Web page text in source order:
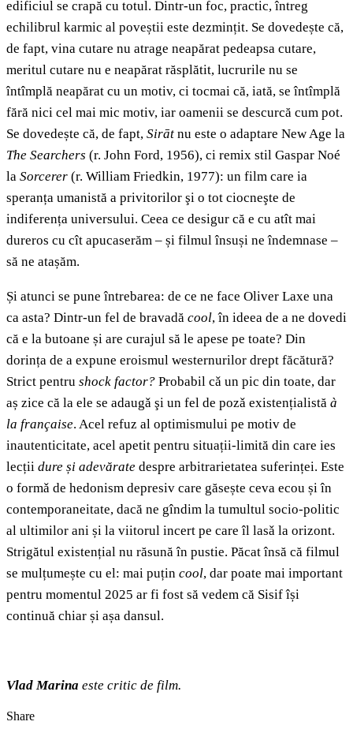
edificiul se crapă cu totul. Dintr-un foc, practic, întreg
echilibrul karmic al poveștii este dezmințit. Se dovedește că,
de fapt, vina cutare nu atrage neapărat pedeapsa cutare,
meritul cutare nu e neapărat răsplătit, lucrurile nu se
întîmplă neapărat cu un motiv, ci tocmai că, iată, se întîmplă
fără nici cel mai mic motiv, iar oamenii se descurcă cum pot.
Se dovedește că, de fapt, Sirāt nu este o adaptare New Age la
The Searchers (r. John Ford, 1956), ci remix stil Gaspar Noé
la Sorcerer (r. William Friedkin, 1977): un film care ia
speranța umanistă a privitorilor şi o tot ciocneşte de
indiferența universului. Ceea ce desigur că e cu atît mai
dureros cu cît apucaserăm – și filmul însuși ne îndemnase –
să ne atașăm.
Și atunci se pune întrebarea: de ce ne face Oliver Laxe una
ca asta? Dintr-un fel de bravadă cool, în ideea de a ne dovedi
că e la butoane și are curajul să le apese pe toate? Din
dorința de a expune eroismul westernurilor drept făcătură?
Strict pentru shock factor? Probabil cǎ un pic din toate, dar
aș zice că la ele se adaugǎ şi un fel de pozǎ existențialistă à
la française. Acel refuz al optimismului pe motiv de
inautenticitate, acel apetit pentru situații-limită din care ies
lecții dure și adevărate despre arbitrarietatea suferinței. Este
o formǎ de hedonism depresiv care găsește ceva ecou și în
contemporaneitate, dacă ne gîndim la tumultul socio-politic
al ultimilor ani și la viitorul incert pe care îl lasǎ la orizont.
Strigătul existențial nu răsună în pustie. Păcat însă că filmul
se mulțumește cu el: mai puțin cool, dar poate mai important
pentru momentul 2025 ar fi fost să vedem că Sisif își
continuă chiar și așa dansul.
Vlad Marina este critic de film.
Share